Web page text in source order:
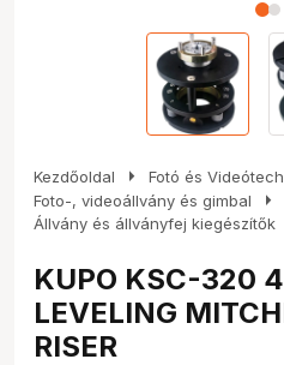
Kezdőoldal arrow_right Fotó és
Foto-, videoállvány és gimbal arrow_right
Állvány és állványfej kiegészítők
KUPO KSC-320
LEVELING
RISER